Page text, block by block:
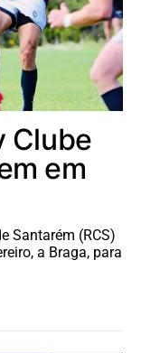
Clube
em
Santarém (RCS)
a Braga, para